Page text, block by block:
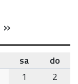
»
sa
do
1
2